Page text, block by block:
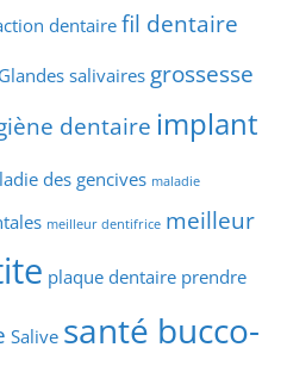
dentairefil dentaire
Glandes salivaires grossesse
dentaire implant
des gencives maladie
meilleur dentifrice meilleur
plaque dentaire prendre
Salive santé bucco-